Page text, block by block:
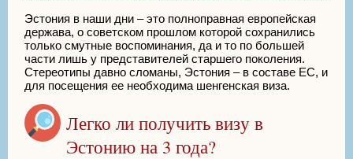
Эстония в наши дни – это полноправная европейская
держава, о советском прошлом которой сохранились
только смутные воспоминания, да и то по большей
части лишь у представителей старшего поколения.
Стереотипы давно сломаны, Эстония – в составе ЕС, и
для посещения ее необходима шенгенская виза.
Легко ли получить визу в
Эстонию на 3 года?